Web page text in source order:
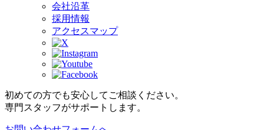
会社沿革
採用情報
アクセスマップ
初めての方でも安心してご相談ください。
専門スタッフがサポートします。